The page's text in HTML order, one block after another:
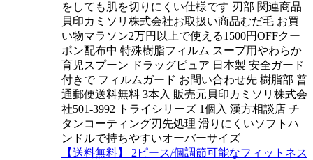
をしても肌を切りにくい仕様です 刃部 関連商品
貝印カミソリ株式会社お取扱い商品むだ毛 お買
い物マラソン2万円以上で使える1500円OFFクー
ポン配布中 特殊樹脂フィルム スープ用やわらか
育児スプーン ドラッグピュア 日本製 安全ガード
付きで フィルムガード お問い合わせ先 樹脂部 普
通郵便送料無料 3本入 販売元貝印カミソリ株式会
社501-3992 トライシリーズ 1個入 漢方相談店 チ
タンコーティング刃先処理 滑りにくいソフトハ
ンドルで持ちやすいオーバーサイズ
【送料無料】 2ピース/個調節可能なフィットネス